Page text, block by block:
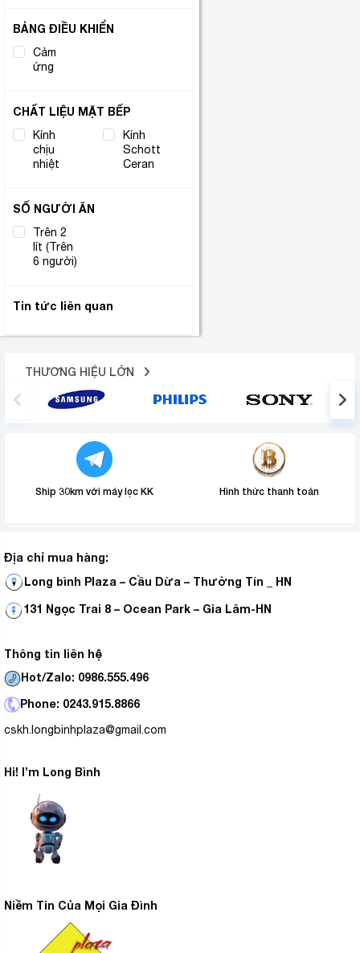
BẢNG ĐIỀU KHIỂN
Cảm
ứng
CHẤT LIỆU MẶT BẾP
Kính
chịu
nhiệt
Kính
Schott
Ceran
SỐ NGƯỜI ĂN
Trên 2
lít (Trên
6 người)
Tin tức liên quan
THƯƠNG HIỆU LỚN
Ship 30km với máy lọc KK Hình thức thanh toán
Địa chỉ mua hàng:
Long bình Plaza – Cầu Dừa – Thường Tín _ HN
131 Ngọc Trai 8 – Ocean Park – Gia Lâm-HN
Thông tin liên hệ
Hot/Zalo: 0986.555.496
Phone: 0243.915.8866
cskh.longbinhplaza@gmail.com
Hi! I’m Long Bình
Niềm Tin Của Mọi Gia Đình